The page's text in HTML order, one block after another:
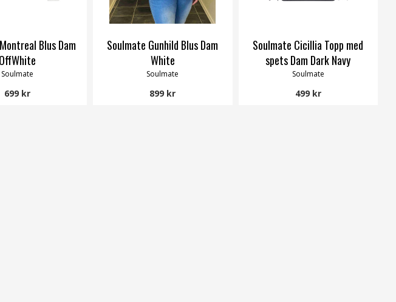
Blus Dam
OffWhite
Soulmate
699 kr
Soulmate Gunhild Blus Dam
White
Soulmate
899 kr
Soulmate Cicillia Topp med
spets Dam Dark Navy
Soulmate
499 kr